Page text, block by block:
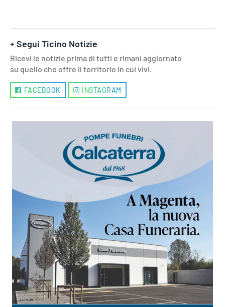
+ Segui Ticino Notizie
Ricevi le notizie prima di tutti e rimani aggiornato
su quello che offre il territorio in cui vivi.
FACEBOOK INSTAGRAM